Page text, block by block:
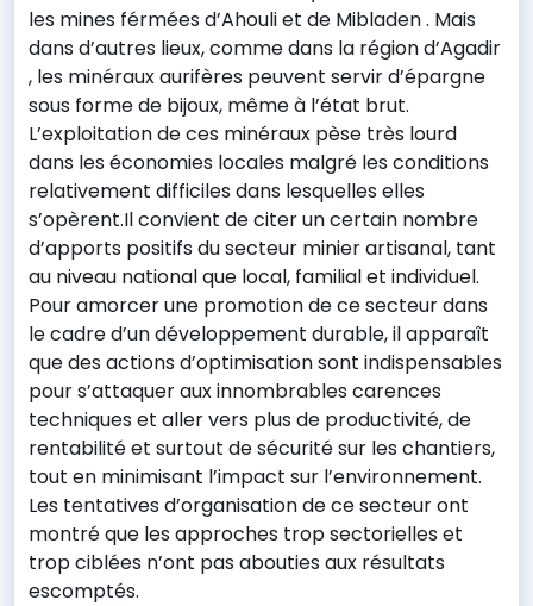
les mines férmées d’Ahouli et de Mibladen . Mais
dans d’autres lieux, comme dans la région d’Agadir
, les minéraux aurifères peuvent servir d’épargne
sous forme de bijoux, même à l’état brut.
L’exploitation de ces minéraux pèse très lourd
dans les économies locales malgré les conditions
relativement difficiles dans lesquelles elles
s’opèrent.Il convient de citer un certain nombre
d’apports positifs du secteur minier artisanal, tant
au niveau national que local, familial et individuel.
Pour amorcer une promotion de ce secteur dans
le cadre d’un développement durable, il apparaît
que des actions d’optimisation sont indispensables
pour s’attaquer aux innombrables carences
techniques et aller vers plus de productivité, de
rentabilité et surtout de sécurité sur les chantiers,
tout en minimisant l’impact sur l’environnement.
Les tentatives d’organisation de ce secteur ont
montré que les approches trop sectorielles et
trop ciblées n’ont pas abouties aux résultats
escomptés.